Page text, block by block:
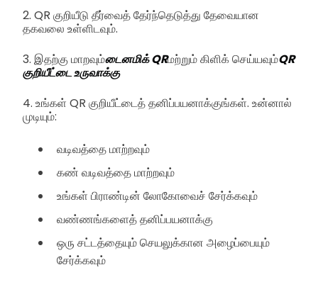
2. QR குறியீடு தீர்வைத் தேர்ந்தெடுத்து தேவையான
தகவலை உள்ளிடவும்.
3. இதற்கு மாறவும்டைனமிக் QRமற்றும் கிளிக் செய்யவும்QR
குறியீட்டை உருவாக்கு
4. உங்கள் QR குறியீட்டைத் தனிப்பயனாக்குங்கள். உன்னால்
முடியும்:
வடிவத்தை மாற்றவும்
கண் வடிவத்தை மாற்றவும்
உங்கள் பிராண்டின் லோகோவைச் சேர்க்கவும்
வண்ணங்களைத் தனிப்பயனாக்கு
ஒரு சட்டத்தையும் செயலுக்கான அழைப்பையும்
சேர்க்கவும்